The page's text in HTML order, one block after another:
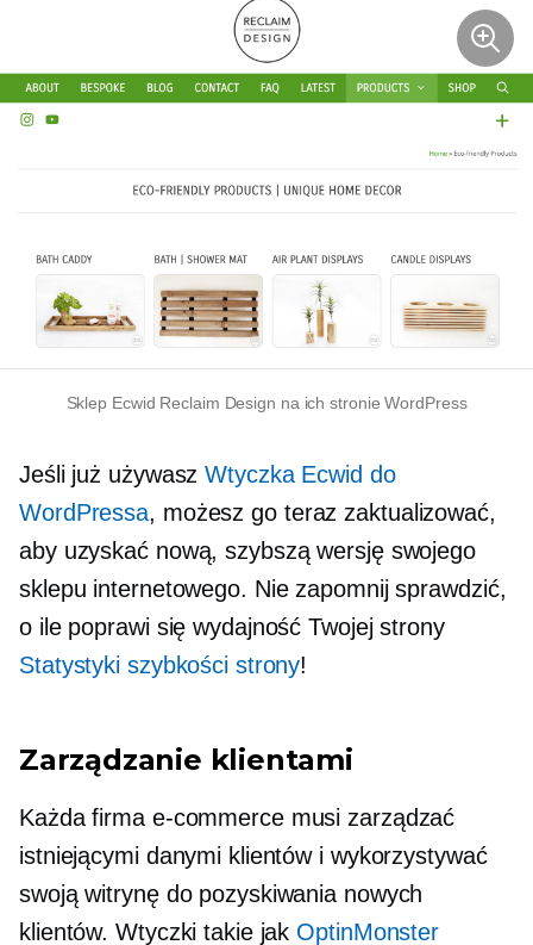
Sklep Ecwid Reclaim Design na ich stronie WordPress
Jeśli już używaszWtyczka Ecwid do
WordPressa, możesz go teraz zaktualizować,
aby uzyskać nową, szybszą wersję swojego
sklepu internetowego. Nie zapomnij sprawdzić,
o ile poprawi się wydajność Twojej strony
Statystyki szybkości strony!
Zarządzanie klientami
Każda firma e-commerce musi zarządzać
istniejącymi danymi klientów i wykorzystywać
swoją witrynę do pozyskiwania nowych
klientów. Wtyczki takie jak OptinMonster